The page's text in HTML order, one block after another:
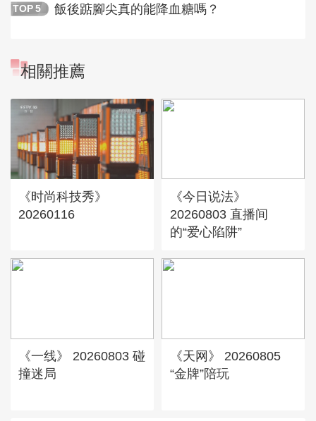
TOP 5 飯後踮腳尖真的能降血糖嗎？
相關推薦
《时尚科技秀》
20260116
《今日说法》
20260803 直播间
的“爱心陷阱”
《一线》 20260803 碰
撞迷局
《天网》 20260805
“金牌”陪玩